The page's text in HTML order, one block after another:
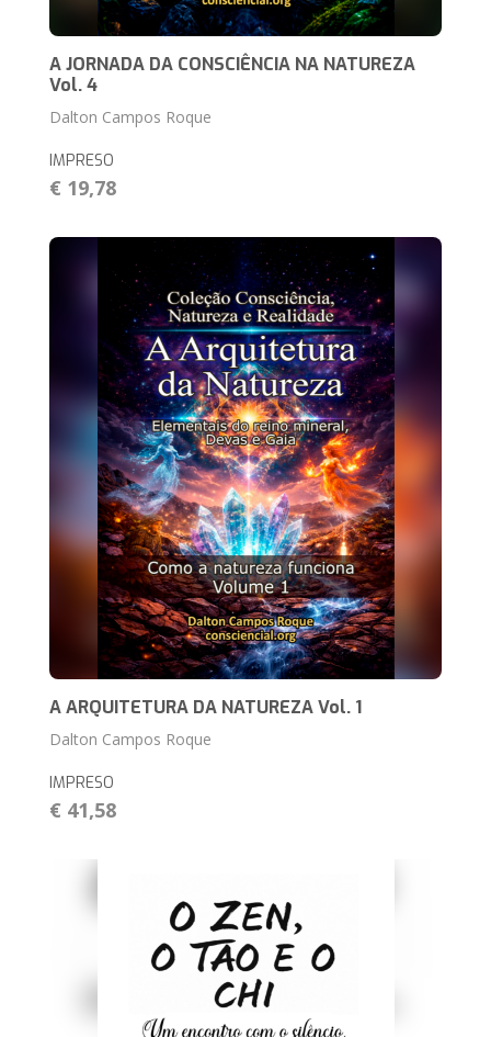
A JORNADA DA CONSCIÊNCIA NA NATUREZA
Vol. 4
Dalton Campos Roque
IMPRESO
€ 19,78
A ARQUITETURA DA NATUREZA Vol. 1
Dalton Campos Roque
IMPRESO
€ 41,58